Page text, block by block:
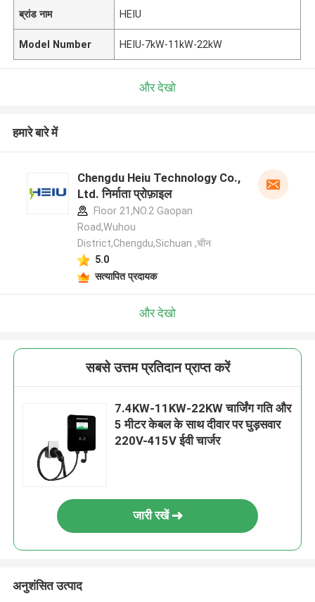
ब्रांड नाम HEIU
Model Number HEIU-7kW-11kW-22kW
और देखो
हमारे बारे में
Chengdu Heiu Technology Co.,
Ltd. निर्माता प्रोफ़ाइल
Floor 21,NO.2 Gaopan
Road,Wuhou
District,Chengdu,Sichuan ,चीन
5.0
सत्यापित प्रदायक
और देखो
सबसे उत्तम प्रतिदान प्राप्त करें
7.4KW-11KW-22KW चार्जिंग गति और
5 मीटर केबल के साथ दीवार पर घुड़सवार
220V-415V ईवी चार्जर
जारी रखें
अनुशंसित उत्पाद